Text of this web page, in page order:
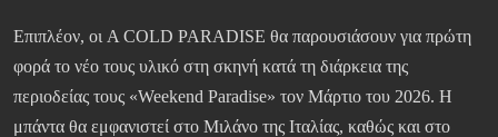
Επιπλέον, οι A COLD PARADISE θα παρουσιάσουν για πρώτη
φορά το νέο τους υλικό στη σκηνή κατά τη διάρκεια της
περιοδείας τους «Weekend Paradise» τον Μάρτιο του 2026. Η
μπάντα θα εμφανιστεί στο Μιλάνο της Ιταλίας, καθώς και στο